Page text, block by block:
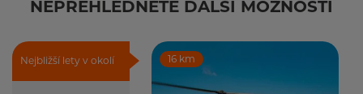
NEPŘEHLÉDNĚTE DALŠÍ MOŽNOSTI
Nejbližší lety v okolí 16 km